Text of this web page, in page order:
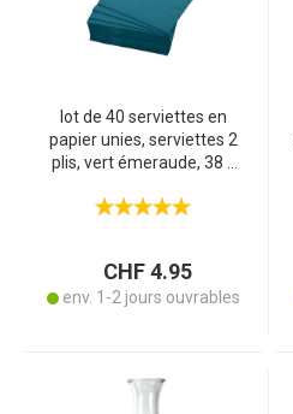
lot de 40 serviettes en
papier unies, serviettes 2
plis, vert émeraude, 38 x
CHF 4.95
env. 1-2 jours ouvrables